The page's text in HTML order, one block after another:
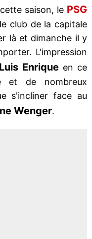
saison, le PSG
club de la capitale
là et dimanche il y
L'impression
Luis Enriqueen ce
et de nombreux
s'incliner face au
Wenger.